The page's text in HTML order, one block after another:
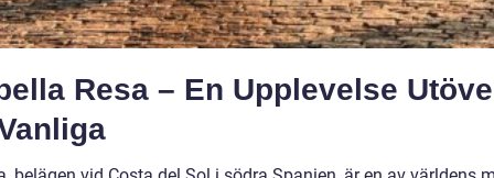
Resa – En Upplevelse